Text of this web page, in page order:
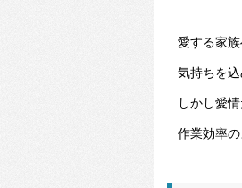
愛する家
気持ちを
しかし愛
作業効率